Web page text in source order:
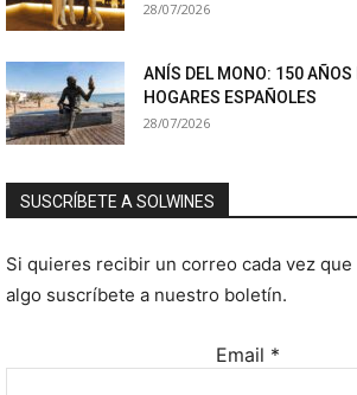
28/07/2026
ANÍS DEL MONO: 150 AÑOS
HOGARES ESPAÑOLES
28/07/2026
SUSCRÍBETE A SOLWINES
Si quieres recibir un correo cada vez
algo suscríbete a nuestro boletín.
Email *